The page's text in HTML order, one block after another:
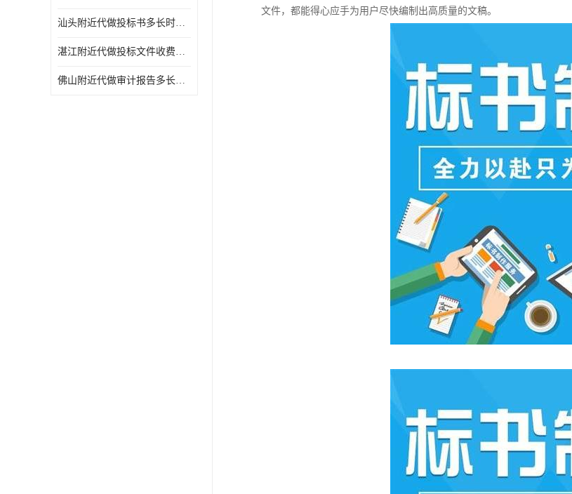
汕头附近代做投标书多长时间做好 标书废标注意事项
湛江附近代做投标文件收费标准 投标书怎么做
佛山附近代做审计报告多长时间做好 标书打印封装
文件，都能得心应手为用户尽快编制出高质量的文稿。